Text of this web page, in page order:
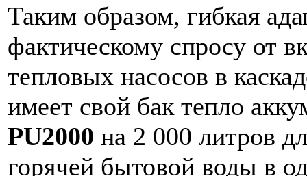
Таким образом, гибкая
фактическому спросу от
тепловых насосов в
имеет свой бак тепло
PU2000 на 2 000 литров
горячей бытовой воды в